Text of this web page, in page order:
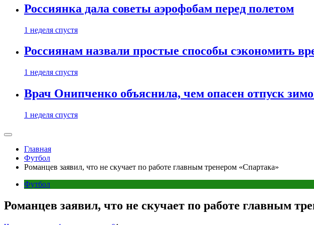
Россиянка дала советы аэрофобам перед полетом
1 неделя спустя
Россиянам назвали простые способы сэкономить
1 неделя спустя
Врач Онипченко объяснила, чем опасен отпуск
1 неделя спустя
Главная
Футбол
Романцев заявил, что не скучает по работе главным тренером «Спартака»
Футбол
Романцев заявил, что не скучает по работе главным